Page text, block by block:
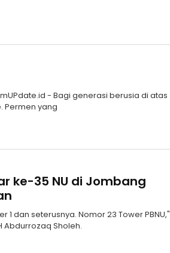
- Bagi generasi berusia di atas
Permen yang
ke-35 NU di Jombang
1 dan seterusnya. Nomor 23 Tower PBNU,"
Abdurrozaq Sholeh.